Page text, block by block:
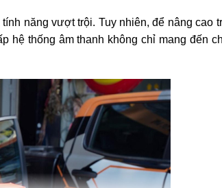
năng vượt trội. Tuy nhiên, để nâng cao
hệ thống âm thanh không chỉ mang đến